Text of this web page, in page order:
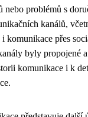
nebo problémů s
kanálů,
komunikace přes
byly propojené
komunikace i k